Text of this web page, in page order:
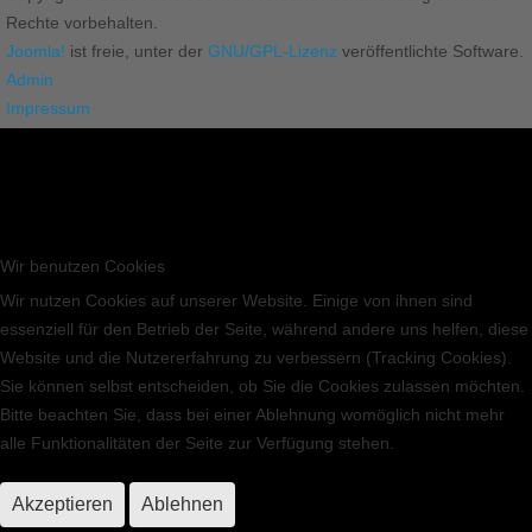
Rechte vorbehalten.
Joomla! ist freie, unter der GNU/GPL-Lizenz veröffentlichte Software.
Admin
Impressum
Wir benutzen Cookies
Wir nutzen Cookies auf unserer Website. Einige von ihnen sind
essenziell für den Betrieb der Seite, während andere uns helfen, diese
Website und die Nutzererfahrung zu verbessern (Tracking Cookies).
Sie können selbst entscheiden, ob Sie die Cookies zulassen möchten.
Bitte beachten Sie, dass bei einer Ablehnung womöglich nicht mehr
alle Funktionalitäten der Seite zur Verfügung stehen.
Akzeptieren Ablehnen